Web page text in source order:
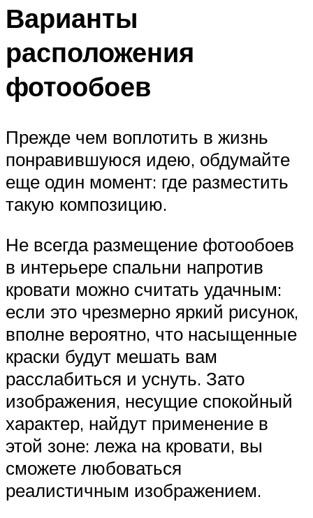
Варианты
расположения
фотообоев
Прежде чем воплотить в жизнь
понравившуюся идею, обдумайте
еще один момент: где разместить
такую композицию.
Не всегда размещение фотообоев
в интерьере спальни напротив
кровати можно считать удачным:
если это чрезмерно яркий рисунок,
вполне вероятно, что насыщенные
краски будут мешать вам
расслабиться и уснуть. Зато
изображения, несущие спокойный
характер, найдут применение в
этой зоне: лежа на кровати, вы
сможете любоваться
реалистичным изображением.